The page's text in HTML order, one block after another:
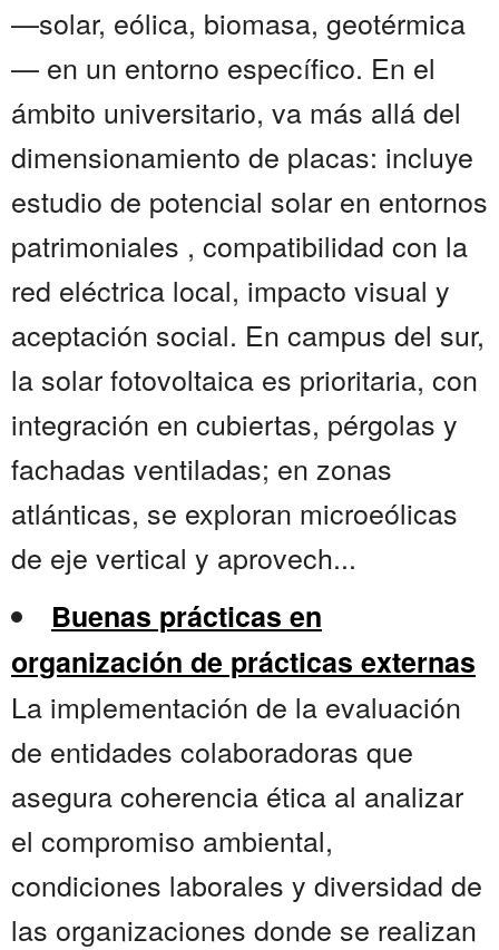
—solar, eólica, biomasa, geotérmica
— en un entorno específico. En el
ámbito universitario, va más allá del
dimensionamiento de placas: incluye
estudio de potencial solar en entornos
patrimoniales , compatibilidad con la
red eléctrica local, impacto visual y
aceptación social. En campus del sur,
la solar fotovoltaica es prioritaria, con
integración en cubiertas, pérgolas y
fachadas ventiladas; en zonas
atlánticas, se exploran microeólicas
de eje vertical y aprovech...
Buenas prácticas en
organización de prácticas externas
La implementación de la evaluación
de entidades colaboradoras que
asegura coherencia ética al analizar
el compromiso ambiental,
condiciones laborales y diversidad de
las organizaciones donde se realizan